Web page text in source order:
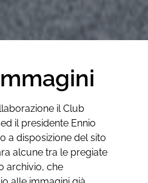
il Club
il presidente Ennio
a disposizione del sito
alcune tra le pregiate
archivio, che